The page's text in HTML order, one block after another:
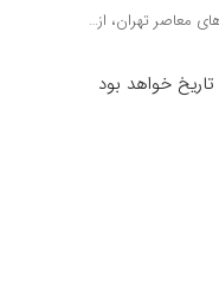
معاصر تهران، از…